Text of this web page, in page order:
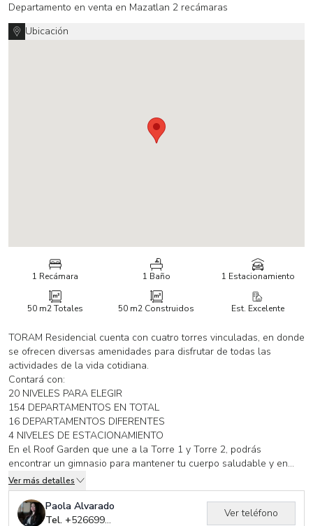
Departamento en venta en Mazatlan 2 recámaras
Ubicación
1 Recámara 1 Baño 1 Estacionamiento
50 m2Totales 50 m2 Construidos Est. Excelente
TORAM Residencial cuenta con cuatro torres vinculadas, en donde
se ofrecen diversas amenidades para disfrutar de todas las
actividades de la vida cotidiana.
Contará con:
20 NIVELES PARA ELEGIR
154 DEPARTAMENTOS EN TOTAL
16 DEPARTAMENTOS DIFERENTES
4 NIVELES DE ESTACIONAMIENTO
En el Roof Garden que une a la Torre 1 y Torre 2, podrás
encontrar un gimnasio para mantener tu cuerpo saludable y en
forma, así como una cancha de tennis además de
dos piscinas con un bar adyacente a las mismas, para aquellas
ocasiones de ocio, albercas disponibles para la diversión de los
pequeños, podrás encontrar también un espacio dedicado a ellos
Ver más detalles
Paola Alvarado
Tel. +526699320239
Ver teléfono